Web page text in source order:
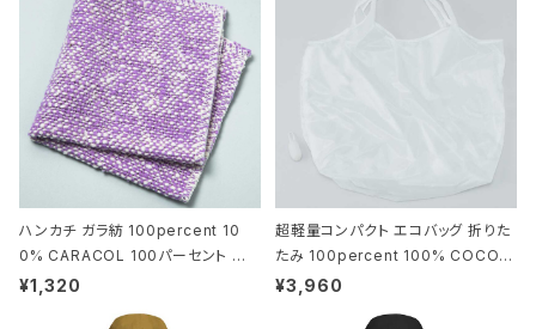
ハンカチ ガラ紡 100percent 10
0% CARACOL 100パーセント から
こる パープル
¥1,320
超軽量コンパクト エコバッグ 折りた
たみ 100percent 100% COCOO
N - Large 100パーセント コクーン
¥3,960